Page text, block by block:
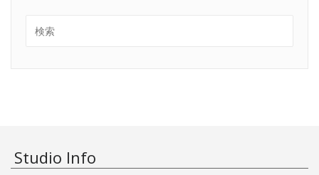
Studio Info